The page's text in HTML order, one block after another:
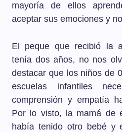
mayoría de ellos
aceptar sus emociones y
El peque que recibió la
tenía dos años, no nos
destacar que los niños de
escuelas infantiles
comprensión y empatía
Por lo visto, la mamá de
había tenido otro bebé y